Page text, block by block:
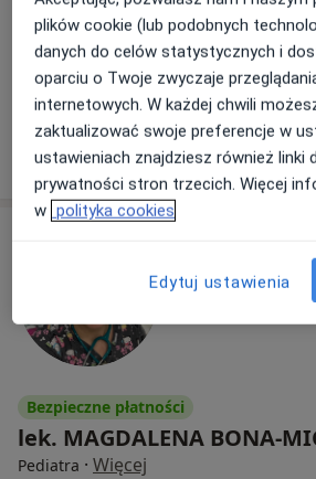
aleja Jana Pawła II 4a/6, Gdańsk •
Gabinet Lekarski Wieczorynka
Konsultacja pediatryczna
Poproś o wizytę
Bezpieczne płatności
lek. MAGDALENA BONA-
Pediatra · Więcej
plików cookie (lub podobnych
danych do celów statystycznych i
oparciu o Twoje zwyczaje
internetowych. W każdej chwili
zaktualizować swoje preferencje w
ustawieniach znajdziesz również linki
prywatności stron trzecich. Więcej
w polityka cookies
Edytuj ustawienia